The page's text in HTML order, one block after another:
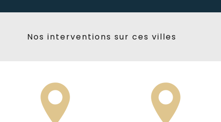
Nos interventions sur ces villes